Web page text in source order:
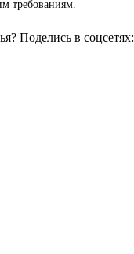
требованиям.
Поделиcь в соцсетях: